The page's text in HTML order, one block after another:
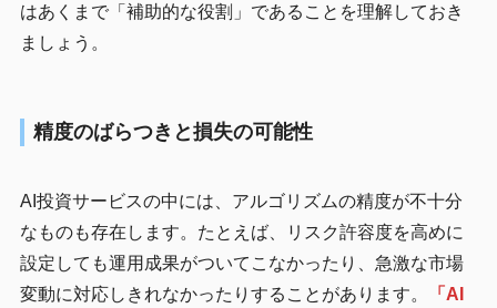
はあくまで「補助的な役割」であることを理解しておき
ましょう。
精度のばらつきと損失の可能性
AI投資サービスの中には、アルゴリズムの精度が不十分
なものも存在します。たとえば、リスク許容度を高めに
設定しても運用成果がついてこなかったり、急激な市場
変動に対応しきれなかったりすることがあります。
「AI